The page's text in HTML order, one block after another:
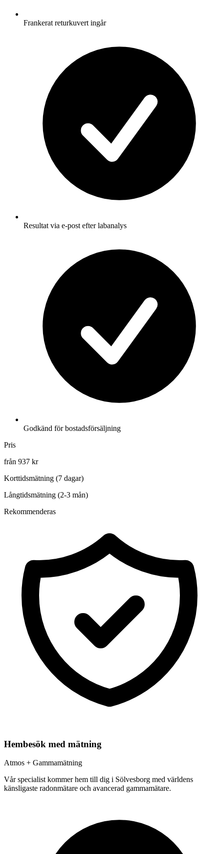
Frankerat returkuvert ingår
Resultat via e-post efter labanalys
Godkänd för bostadsförsäljning
Pris
från 937 kr
Korttidsmätning (7 dagar)
Långtidsmätning (2-3 mån)
Rekommenderas
Hembesök med mätning
Atmos + Gammamätning
Vår specialist kommer hem till dig i Sölvesborg med världens
känsligaste radonmätare och avancerad gammamätare.